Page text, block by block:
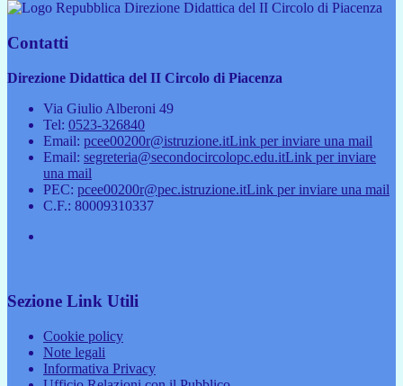
Direzione Didattica del II Circolo di Piacenza
Contatti
Direzione Didattica del II Circolo di Piacenza
Via Giulio Alberoni 49
Tel: 0523-326840
Email: pcee00200r@istruzione.itLink per inviare una mail
Email: segreteria@secondocircolopc.edu.itLink per inviare
una mail
PEC: pcee00200r@pec.istruzione.itLink per inviare una mail
C.F.: 80009310337
Sezione Link Utili
Cookie policy
Note legali
Informativa Privacy